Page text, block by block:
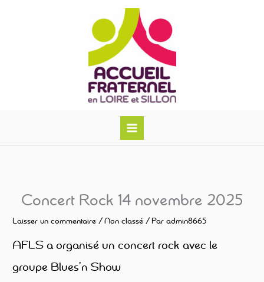
Concert Rock 14 novembre 2025
Laisser un commentaire /Non classé / Paradmin8665
AFLS a organisé un concert rock avec le
groupe Blues’n Show